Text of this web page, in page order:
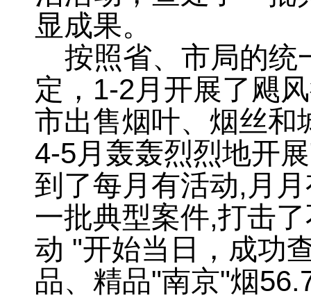
显成果。
按照省、市局的统
定， 1-2月开展了飓
市出售烟叶、烟丝和
4-5月轰轰烈烈地开展
到了每月有活动, 月
一批典型案件,打击
动 "开始当日 ， 成功
品、精品"南京"烟